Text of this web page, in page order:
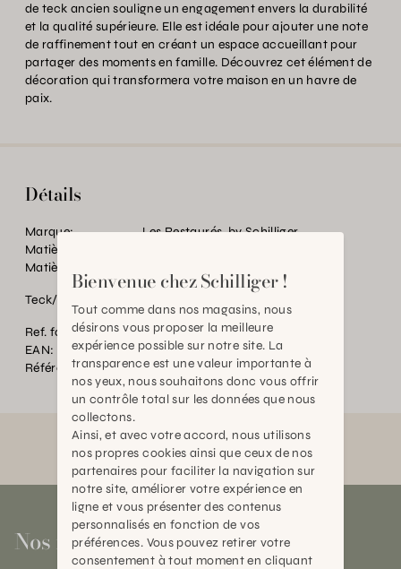
de teck ancien souligne un engagement envers la durabilité
et la qualité supérieure. Elle est idéale pour ajouter une note
de raffinement tout en créant un espace accueillant pour
partager des moments en famille. Découvrez cet élément de
décoration qui transformera votre maison en un havre de
paix.
Détails
Marque:
Les Restaurés, by Schilliger
Matière:
Matière:
Teck/Inde
Ref. fournisseur:
SGH-20-42
EAN:
2000000503694
Référence:
BT.P55952.0000.0000.0000
Nos magasins
Bienvenue chez Schilliger !
Tout comme dans nos magasins, nous
désirons vous proposer la meilleure
expérience possible sur notre site. La
transparence est une valeur importante à
nos yeux, nous souhaitons donc vous offrir
un contrôle total sur les données que nous
collectons.
Ainsi, et avec votre accord, nous utilisons
nos propres cookies ainsi que ceux de nos
partenaires pour faciliter la navigation sur
notre site, améliorer votre expérience en
ligne et vous présenter des contenus
personnalisés en fonction de vos
préférences. Vous pouvez retirer votre
consentement à tout moment en cliquant